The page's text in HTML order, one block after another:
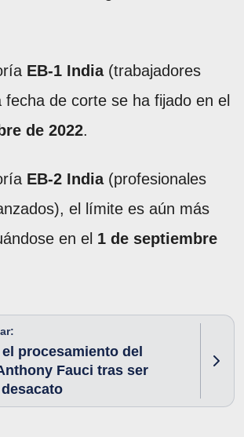
EB-1 India(trabajadores
fecha de corte se ha fijado en el
de 2022.
EB-2 India(profesionales
el límite es aún más
en el 1 de septiembre
procesamiento del
Fauci tras ser